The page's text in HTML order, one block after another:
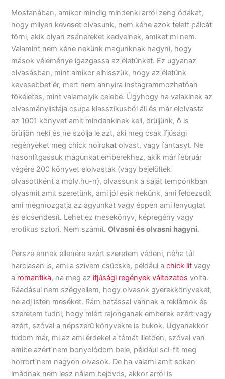
Mostanában, amikor mindig mindenki arról zeng ódákat,
hogy milyen keveset olvasunk, nem kéne azok felett pálcát
törni, akik olyan zsánereket kedvelnek, amiket mi nem.
Valamint nem kéne nekünk magunknak hagyni, hogy
mások véleménye igazgassa az életünket. Ez ugyanaz
olvasásban, mint amikor elhisszük, hogy az életünk
kevesebbet ér, mert nem annyira instagrammozhatóan
tökéletes, mint valamelyik celebé. Úgyhogy ha valakinek az
olvasmánylistája csupa klasszikusból áll és már elolvasta
az 1001 könyvet amit mindenkinek kell, örüljünk, ő is
örüljön neki és ne szólja le azt, aki meg csak ifjúsági
regényeket meg chick noirokat olvast, vagy fantasyt. Ne
hasonlítgassuk magunkat emberekhez, akik már február
végére 200 könyvet elolvastak (vagy bejelöltek
olvasottként a moly.hu-n), olvassunk a saját tempónkban
olyasmit amit szeretünk, ami jól esik nekünk, ami felpezsdít
ami megmozgatja az agyunkat vagy éppen ami lenyugtat
és elcsendesít. Lehet ez mesekönyv, képregény vagy
erotikus sztori. Nem számít.Olvasni és olvasni hagyni.
Persze ennek ellenére azért szeretem védeni, néha túl
harciasan is, ami a szívem csücske, például achick lit vagy
a romantika, na meg az ifjúsági regények változatos volta.
Ráadásul nem szégyellem, hogy olvasok gyerekkönyveket,
ne adj isten meséket. Rám hatással vannak a reklámok és
szeretem tudni, hogy miért rajonganak emberek ezért vagy
azért, szóval a népszerű könyvekre is bukok. Ugyanakkor
tudom már, mi az ami érdekel a témát illetően, szóval van
amibe azért nem bonyolódom bele, például sci-fit meg
horrort nem nagyon olvasok. De ha valami amit sokan
imádnak nem lesz nálam bejövős, akkor arról is